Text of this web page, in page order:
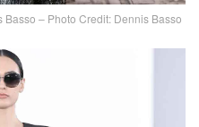
– Photo Credit: Dennis Basso